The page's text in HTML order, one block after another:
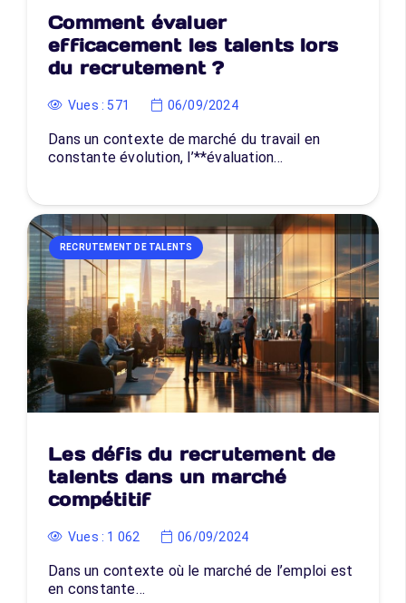
Comment évaluer
efficacement les talents lors
du recrutement ?
Vues : 571 06/09/2024
Dans un contexte de marché du travail en
constante évolution, l’**évaluation…
RECRUTEMENT DE TALENTS
Les défis du recrutement de
talents dans un marché
compétitif
Vues : 1 062 06/09/2024
Dans un contexte où le marché de l’emploi est
en constante…